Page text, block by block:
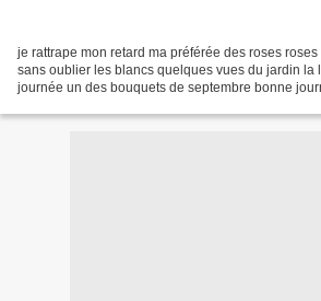
je rattrape mon retard ma préférée des roses
sans oublier les blancs quelques vues du jardin la
journée un des bouquets de septembre bonne